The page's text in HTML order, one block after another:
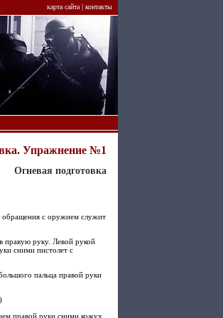
карта сайта | контакты
Упражнение №1
Огневая подготовка
обращения с оружием служит
правую руку. Левой рукой
сними пистолет с
пальца правой руки
)
правой руки сними кожух